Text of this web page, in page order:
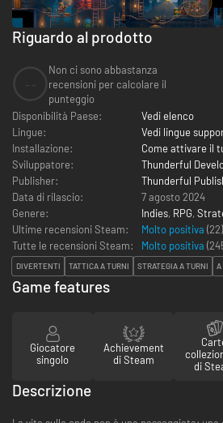
Riguardo al prodotto
Non ci sono abbastanza
recensioni per calcolare il
punteggio
Disponibilità Paese:
Vedi elenco
Lingue:
Vedi lingue
Installazione:
Come attivare il
Sviluppatore:
Thunderful
Publisher:
Thunderful
Data di rilascio:
7 agosto 2024
Genere:
Indies, RPG,
Ultime recensioni Steam:
Molto positiva (22)
Tutte le recensioni Steam:
Molto positiva (
DIVERTENTI TATTICA A TURNI STRATEGIA A TURNI A
Game features
Giocatore
singolo
Achievement
di Steam
di
Descrizione